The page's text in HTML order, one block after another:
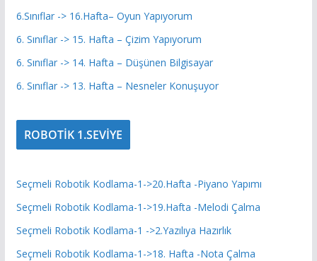
6.Sınıflar -> 16.Hafta– Oyun Yapıyorum
6. Sınıflar -> 15. Hafta – Çizim Yapıyorum
6. Sınıflar -> 14. Hafta – Düşünen Bilgisayar
6. Sınıflar -> 13. Hafta – Nesneler Konuşuyor
ROBOTİK 1.SEVİYE
Seçmeli Robotik Kodlama-1->20.Hafta -Piyano Yapımı
Seçmeli Robotik Kodlama-1->19.Hafta -Melodi Çalma
Seçmeli Robotik Kodlama-1 ->2.Yazılıya Hazırlık
Seçmeli Robotik Kodlama-1->18. Hafta -Nota Çalma